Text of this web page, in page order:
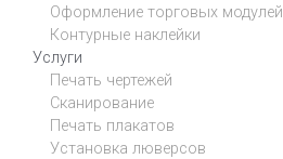
Оформление торговых модулей
Контурные наклейки
Услуги
Печать чертежей
Сканирование
Печать плакатов
Установка люверсов